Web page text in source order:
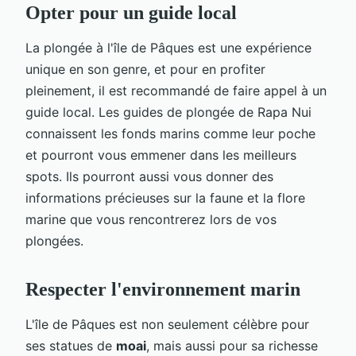
Opter pour un guide local
La plongée à l'île de Pâques est une expérience
unique en son genre, et pour en profiter
pleinement, il est recommandé de faire appel à un
guide local. Les guides de plongée de Rapa Nui
connaissent les fonds marins comme leur poche
et pourront vous emmener dans les meilleurs
spots. Ils pourront aussi vous donner des
informations précieuses sur la faune et la flore
marine que vous rencontrerez lors de vos
plongées.
Respecter l'environnement marin
L'île de Pâques est non seulement célèbre pour
ses statues de moai, mais aussi pour sa richesse